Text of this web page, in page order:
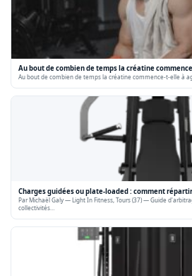
Au bout de combien de temps la créatine
Au bout de combien de temps la créatine commence-t-elle à
Charges guidées ou plate-loaded : comment
Par Michaël Galy — Light In Fitness, Tours (37) — Guide
collectivités…